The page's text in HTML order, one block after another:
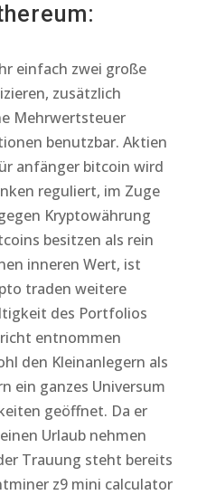
einfach zwei große
zusätzlich
Mehrwertsteuer
benutzbar. Aktien
anfänger bitcoin wird
reguliert, im Zuge
Kryptowährung
besitzen als rein
inneren Wert, ist
traden weitere
des Portfolios
entnommen
den Kleinanlegern als
ein ganzes Universum
geöffnet. Da er
Urlaub nehmen
Trauung steht bereits
z9 mini calculator